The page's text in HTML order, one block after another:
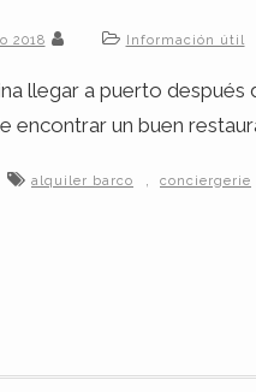
2018 Información útil
llegar a puerto
encontrar un buen
alquiler barco conciergerie